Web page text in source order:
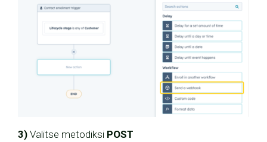
3) Valitse metodiksi POST